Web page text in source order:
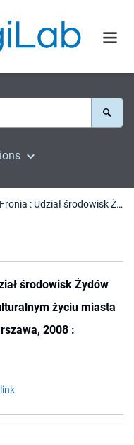
Małgorzata Stolarska-Fronia : Udział środowisk Żydów wrocławskich w artystycznym i kulturalnym życiu miasta od emancypacji do 1933 roku. Warszawa, 2008 : [recenzja].
środowisk Żydów
życiu miasta
2008 :